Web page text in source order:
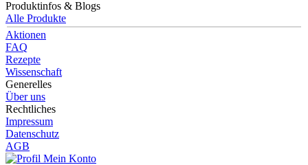
Produktinfos & Blogs
Alle Produkte
Aktionen
FAQ
Rezepte
Wissenschaft
Generelles
Über uns
Rechtliches
Impressum
Datenschutz
AGB
Mein Konto